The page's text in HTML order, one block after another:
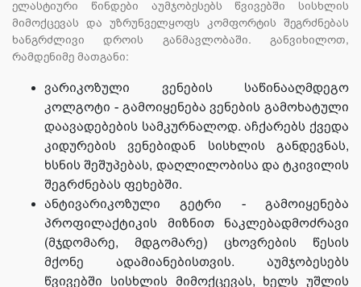
ელასტიური წინდები აუმჯობესებს წვივებში სისხლის
მიმოქცევას და უზრუნველყოფს კომფორტის შეგრძნებას
ხანგრძლივი დროის განმავლობაში. განვიხილოთ,
რამდენიმე მათგანი:
ვარიკოზული ვენების საწინააღმდეგო
კოლგოტი - გამოიყენება ვენების გამოხატული
დაავადებების სამკურნალოდ. აჩქარებს ქვედა
კიდურების ვენებიდან სისხლის განდევნას,
ხსნის შეშუპებას, დაღლილობისა და ტკივილის
შეგრძნებას ფეხებში.
ანტივარიკოზული გეტრი - გამოიყენება
პროფილაქტიკის მიზნით ნაკლებადმოძრავი
(მჯდომარე, მდგომარე) ცხოვრების წესის
მქონე ადამიანებისთვის. აუმჯობესებს
წვივებში სისხლის მიმოქცევას, ხელს უშლის